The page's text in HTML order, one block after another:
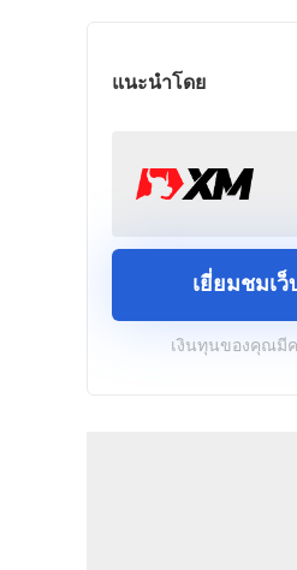
แนะนำโดย
เยี่ยมชมเ
เงินทุนของคุณมีค